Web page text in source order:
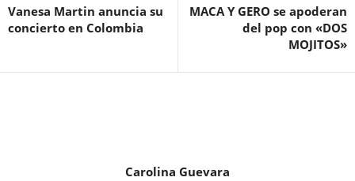
Vanesa Martin anuncia su
concierto en Colombia
MACA Y GERO se apoderan
del pop con «DOS
MOJITOS»
Carolina Guevara